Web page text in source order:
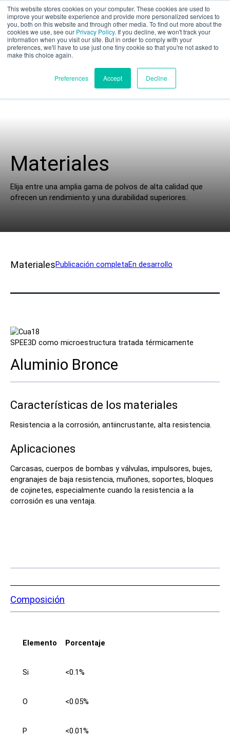
This website stores cookies on your computer. These cookies are used to
improve your website experience and provide more personalized services to
you, both on this website and through other media. To find out more about the
cookies we use, see our Privacy Policy. If you decline, we won't track your
information when you visit our site. But in order to comply with your
preferences, we'll have to use just one tiny cookie so that you're not asked to
make this choice again.
Preferences Accept Decline
Evaluación parcial
Materiales
X Facebook LinkedIn YouTube
Materiales
Elija entre una amplia gama de polvos de alta calidad que
ofrecen un rendimiento y una durabilidad superiores.
MaterialesPublicación completaEn desarrollo
Aluminio Bronce
Características de los materiales
Resistencia a la corrosión, antiincrustante, alta resistencia.
Aplicaciones
Carcasas, cuerpos de bombas y válvulas, impulsores, bujes,
engranajes de baja resistencia, muñones, soportes, bloques
de cojinetes, especialmente cuando la resistencia a la
corrosión es una ventaja.
SPEE3D como microestructura tratada térmicamente
Composición
Elemento Porcentaje
Si <0.1%
O <0.05%
P <0.01%